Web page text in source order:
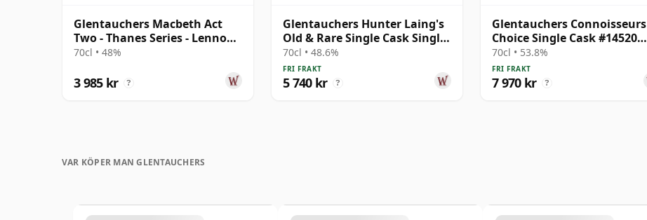
Glentauchers Macbeth Act
Two - Thanes Series - Lennox
Single Ma 27 år gammal
70cl • 48%
3 985 kr ?
Glentauchers Hunter Laing's
Old & Rare Single Cask Single
Malt 1989 34 år gammal
70cl • 48.6%
FRI FRAKT
5 740 kr ?
Glentauchers Connoisseurs
Choice Single Cask #14520
1990 31 år gammal
70cl • 53.8%
FRI FRAKT
7 970 kr ?
VAR KÖPER MAN GLENTAUCHERS